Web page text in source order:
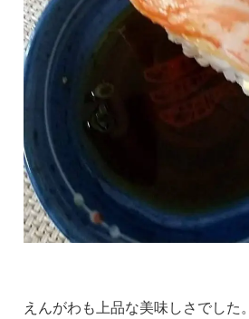
えんがわも上品な美味しさでした。